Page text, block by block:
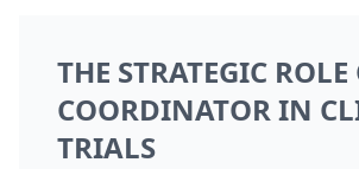
THE STRATEGIC ROLE
COORDINATOR IN
TRIALS